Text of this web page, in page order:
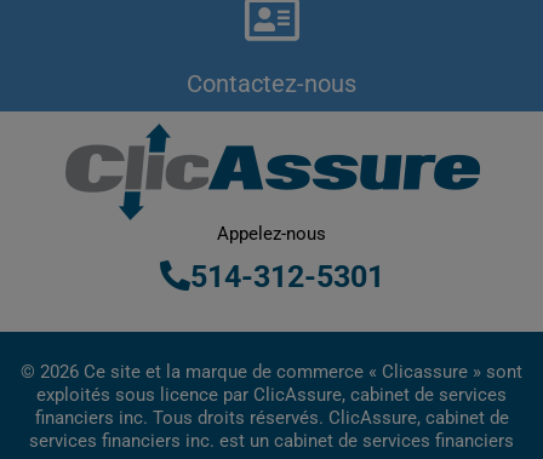
Contactez-nous
Appelez-nous
514-312-5301
© 2026 Ce site et la marque de commerce « Clicassure » sont
exploités sous licence par ClicAssure, cabinet de services
financiers inc. Tous droits réservés. ClicAssure, cabinet de
services financiers inc. est un cabinet de services financiers